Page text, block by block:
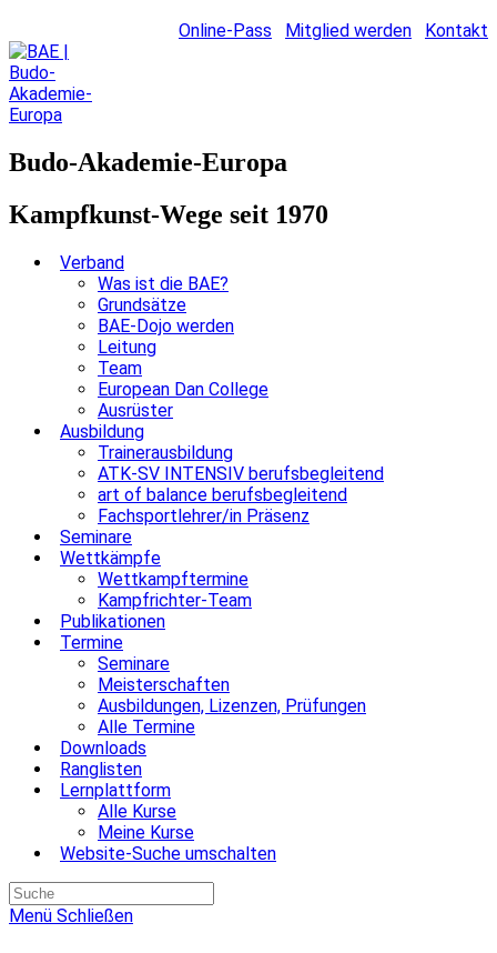
Online-Pass Mitglied werden Kontakt
Budo-Akademie-Europa
Kampfkunst-Wege seit 1970
Verband
Was ist die BAE?
Grundsätze
BAE-Dojo werden
Leitung
Team
European Dan College
Ausrüster
Ausbildung
Trainerausbildung
ATK-SV INTENSIV berufsbegleitend
art of balance berufsbegleitend
Fachsportlehrer/in Präsenz
Seminare
Wettkämpfe
Wettkampftermine
Kampfrichter-Team
Publikationen
Termine
Seminare
Meisterschaften
Ausbildungen, Lizenzen, Prüfungen
Alle Termine
Downloads
Ranglisten
Lernplattform
Alle Kurse
Meine Kurse
Website-Suche umschalten
Menü Schließen